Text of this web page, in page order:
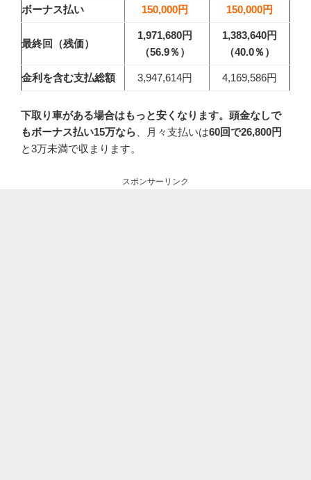
ボーナス払い 150,000円 150,000円
最終回（残価）
1,971,680円
（56.9％）
1,383,640円
（40.0％）
金利を含む支払総額 3,947,614円 4,169,586円
下取り車がある場合はもっと安くなります。頭金なしで
もボーナス払い15万なら 、月々支払いは60回で26,800円
と3万未満で収まります。
スポンサーリンク